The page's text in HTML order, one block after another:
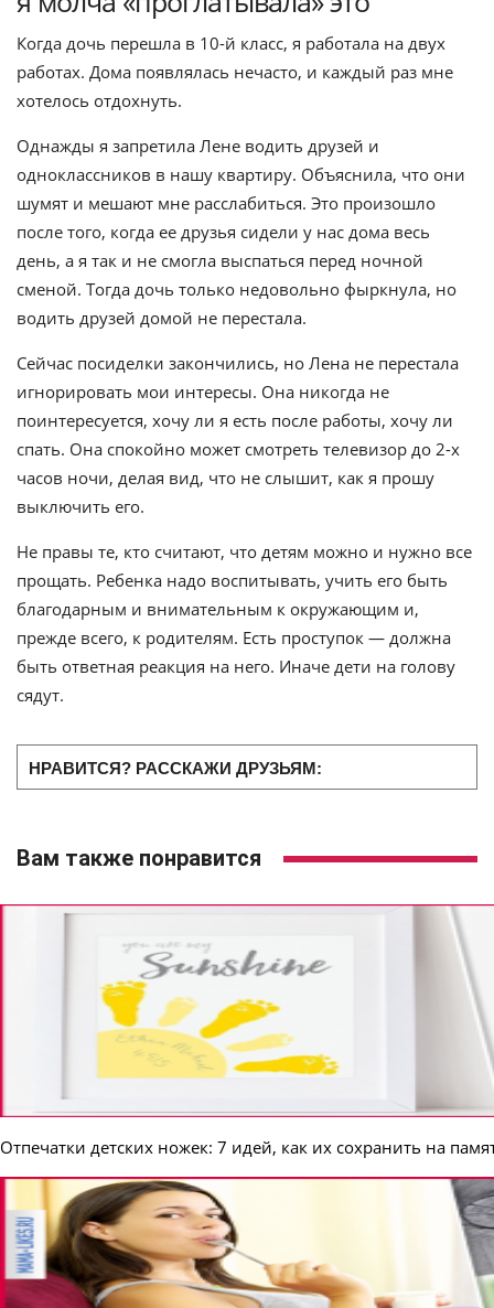
Когда дочь перешла в 10-й класс, я работала на двух
работах. Дома появлялась нечасто, и каждый раз мне
хотелось отдохнуть.
Однажды я запретила Лене водить друзей и
одноклассников в нашу квартиру. Объяснила, что они
шумят и мешают мне расслабиться. Это произошло
после того, когда ее друзья сидели у нас дома весь
день, а я так и не смогла выспаться перед ночной
сменой. Тогда дочь только недовольно фыркнула, но
водить друзей домой не перестала.
Сейчас посиделки закончились, но Лена не перестала
игнорировать мои интересы. Она никогда не
поинтересуется, хочу ли я есть после работы, хочу ли
спать. Она спокойно может смотреть телевизор до 2-х
часов ночи, делая вид, что не слышит, как я прошу
выключить его.
Не правы те, кто считают, что детям можно и нужно все
прощать. Ребенка надо воспитывать, учить его быть
благодарным и внимательным к окружающим и,
прежде всего, к родителям. Есть проступок — должна
быть ответная реакция на него. Иначе дети на голову
сядут.
НРАВИТСЯ? РАССКАЖИ ДРУЗЬЯМ:
Вам также понравится
Отпечатки детских ножек: 7 идей, как их сохранить на